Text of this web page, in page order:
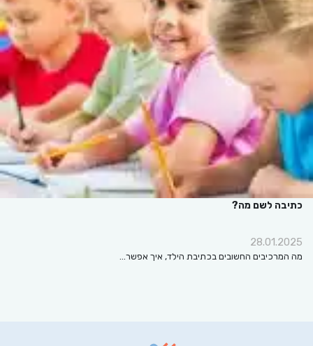
כתיבה לשם מה?
28.01.2025
מה המרכיבים החשובים בכתיבת הילד, איך אפשר…